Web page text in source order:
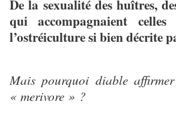
De la sexualité des huîtres,
qui accompagnaient
l’ostréiculture si bien décrite
Mais pourquoi diable
« merivore » ?